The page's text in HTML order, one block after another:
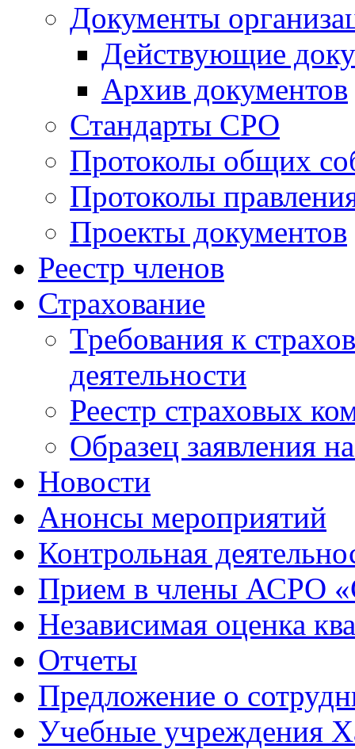
Документы
Действующие
Архив документов
Стандарты СРО
Протоколы общих
Протоколы
Проекты документов
Реестр членов
Страхование
Требования к
деятельности
Реестр страховых
Образец заявления
Новости
Анонсы мероприятий
Контрольная
Прием в члены АСРО
Независимая оценка
Отчеты
Предложение о
Учебные учреждения